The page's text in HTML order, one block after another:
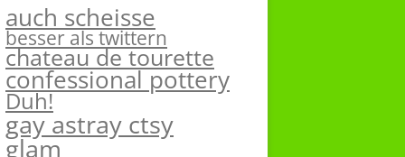
auch scheisse
besser als twittern
chateau de tourette
confessional pottery
Duh!
gay astray ctsy
glam